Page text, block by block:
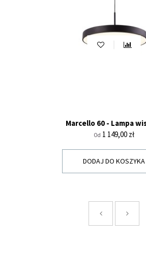
Marcello 60 - Lampa
Od Cena
1 149,00 zł
DODAJ DO KOSZYKA